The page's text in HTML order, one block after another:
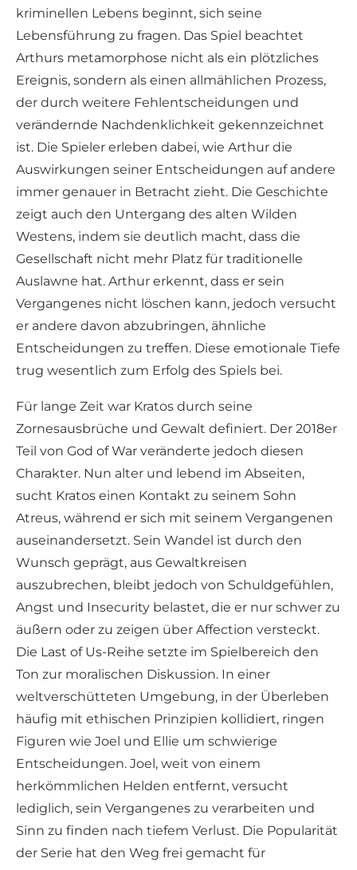
kriminellen Lebens beginnt, sich seine
Lebensführung zu fragen. Das Spiel beachtet
Arthurs metamorphose nicht als ein plötzliches
Ereignis, sondern als einen allmählichen Prozess,
der durch weitere Fehlentscheidungen und
verändernde Nachdenklichkeit gekennzeichnet
ist. Die Spieler erleben dabei, wie Arthur die
Auswirkungen seiner Entscheidungen auf andere
immer genauer in Betracht zieht. Die Geschichte
zeigt auch den Untergang des alten Wilden
Westens, indem sie deutlich macht, dass die
Gesellschaft nicht mehr Platz für traditionelle
Auslawne hat. Arthur erkennt, dass er sein
Vergangenes nicht löschen kann, jedoch versucht
er andere davon abzubringen, ähnliche
Entscheidungen zu treffen. Diese emotionale Tiefe
trug wesentlich zum Erfolg des Spiels bei.
Für lange Zeit war Kratos durch seine
Zornesausbrüche und Gewalt definiert. Der 2018er
Teil von God of War veränderte jedoch diesen
Charakter. Nun alter und lebend im Abseiten,
sucht Kratos einen Kontakt zu seinem Sohn
Atreus, während er sich mit seinem Vergangenen
auseinandersetzt. Sein Wandel ist durch den
Wunsch geprägt, aus Gewaltkreisen
auszubrechen, bleibt jedoch von Schuldgefühlen,
Angst und Insecurity belastet, die er nur schwer zu
äußern oder zu zeigen über Affection versteckt.
Die Last of Us-Reihe setzte im Spielbereich den
Ton zur moralischen Diskussion. In einer
weltverschütteten Umgebung, in der Überleben
häufig mit ethischen Prinzipien kollidiert, ringen
Figuren wie Joel und Ellie um schwierige
Entscheidungen. Joel, weit von einem
herkömmlichen Helden entfernt, versucht
lediglich, sein Vergangenes zu verarbeiten und
Sinn zu finden nach tiefem Verlust. Die Popularität
der Serie hat den Weg frei gemacht für